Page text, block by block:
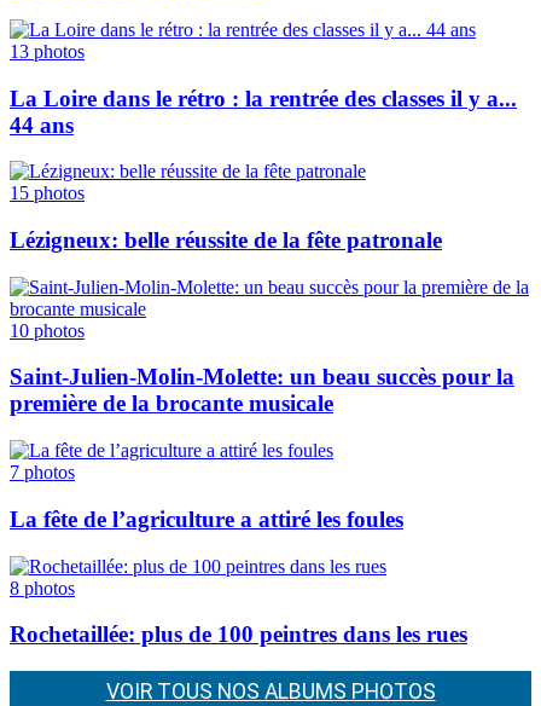
13 photos
La Loire dans le rétro : la rentrée des classes il y a...
44 ans
15 photos
Lézigneux: belle réussite de la fête patronale
10 photos
Saint-Julien-Molin-Molette: un beau succès pour la
première de la brocante musicale
7 photos
La fête de l’agriculture a attiré les foules
8 photos
Rochetaillée: plus de 100 peintres dans les rues
VOIR TOUS NOS ALBUMS PHOTOS